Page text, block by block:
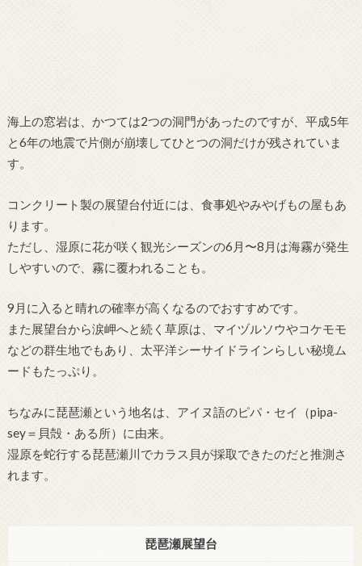
海上の窓岩は、かつては2つの洞門があったのですが、平成5年
と6年の地震で片側が崩壊してひとつの洞だけが残されていま
す。
コンクリート製の展望台付近には、食事処やみやげもの屋もあ
ります。
ただし、湿原に花が咲く観光シーズンの6月〜8月は海霧が発生
しやすいので、霧に覆われることも。
9月に入ると晴れの確率が高くなるのでおすすめです。
また展望台から涙岬へと続く草原は、マイヅルソウやコケモモ
などの群生地でもあり、太平洋シーサイドラインらしい秘境ム
ードもたっぷり。
ちなみに琵琶瀬という地名は、アイヌ語のピパ・セイ（pipa-
sey＝貝殻・ある所）に由来。
湿原を蛇行する琵琶瀬川でカラス貝が採取できたのだと推測さ
れます。
琵琶瀬展望台